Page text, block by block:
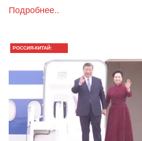
Подробнее..
РОССИЯ-КИТАЙ: